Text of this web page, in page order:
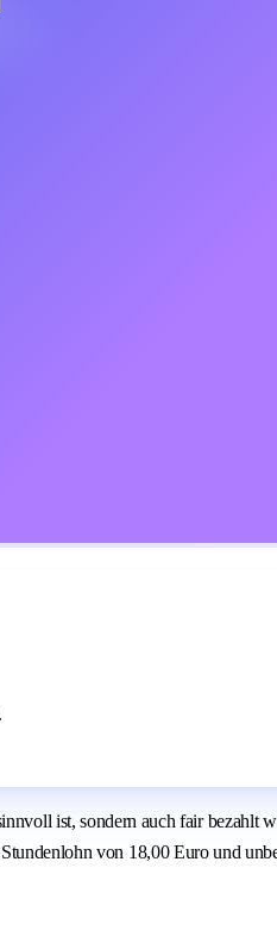
ist, sondern auch fair
von 18,00 Euro und